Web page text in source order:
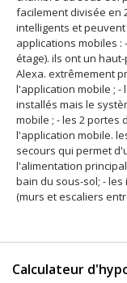
facilement divisée en
intelligents et peuvent être utilisés via Wi-Fi en
applications mobiles :
étage). ils ont un haut-parleur intégré et sont compatibles avec
Alexa. extrêmement pratique pour régler la température depuis
l'application mobile ;
installés mais le système peut être utilisé depuis l'application
mobile ; - les 2 portes
l'application mobile. les
secours qui permet d'utiliser
l'alimentation
bain du sous-sol; -
(murs et
Calculateur